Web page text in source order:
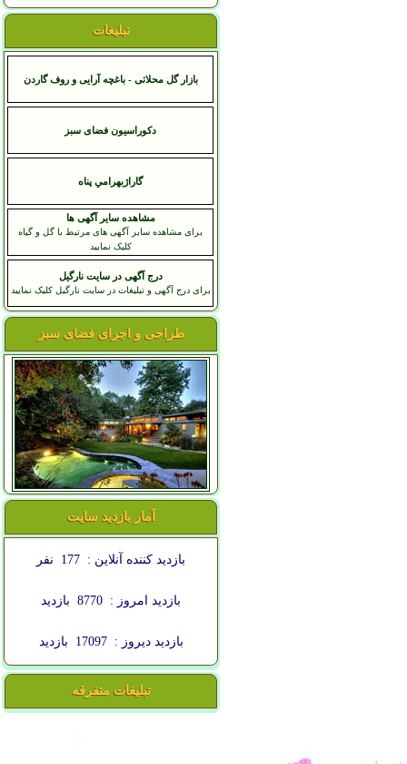
تبلیغات
بازار گل محلاتی - باغچه آرایی و روف گاردن
دکوراسیون فضای سبز
گاراژبهرامي پناه
مشاهده سایر آگهی ها
برای مشاهده سایر آگهی های مرتبط با گل و گیاه
کلیک نمایید
درج آگهی در سایت نارگیل
برای درج آگهی و تبلیغات در سایت نارگیل کلیک نمایید
طراحی و اجرای فضای سبز
آمار بازدید سایت
بازدید کننده آنلاین : 177 نفر
بازدید امروز : 8770 بازدید
بازدید دیروز : 17097 بازدید
تبلیغات متفرقه